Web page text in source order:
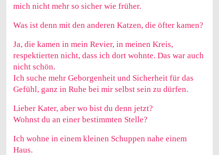
mich nicht mehr so sicher wie früher.
Was ist denn mit den anderen Katzen, die öfter kamen?
Ja, die kamen in mein Revier, in meinen Kreis,
respektierten nicht, dass ich dort wohnte. Das war auch
nicht schön.
Ich suche mehr Geborgenheit und Sicherheit für das
Gefühl, ganz in Ruhe bei mir selbst sein zu dürfen.
Lieber Kater, aber wo bist du denn jetzt?
Wohnst du an einer bestimmten Stelle?
Ich wohne in einem kleinen Schuppen nahe einem
Haus.